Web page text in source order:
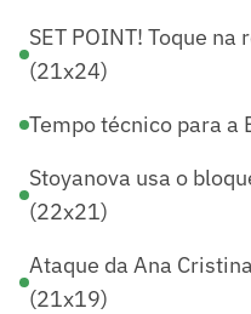
SET POINT! Toque
(21x24)
Tempo técnico para a
Stoyanova usa o
(22x21)
Ataque da Ana
(21x19)